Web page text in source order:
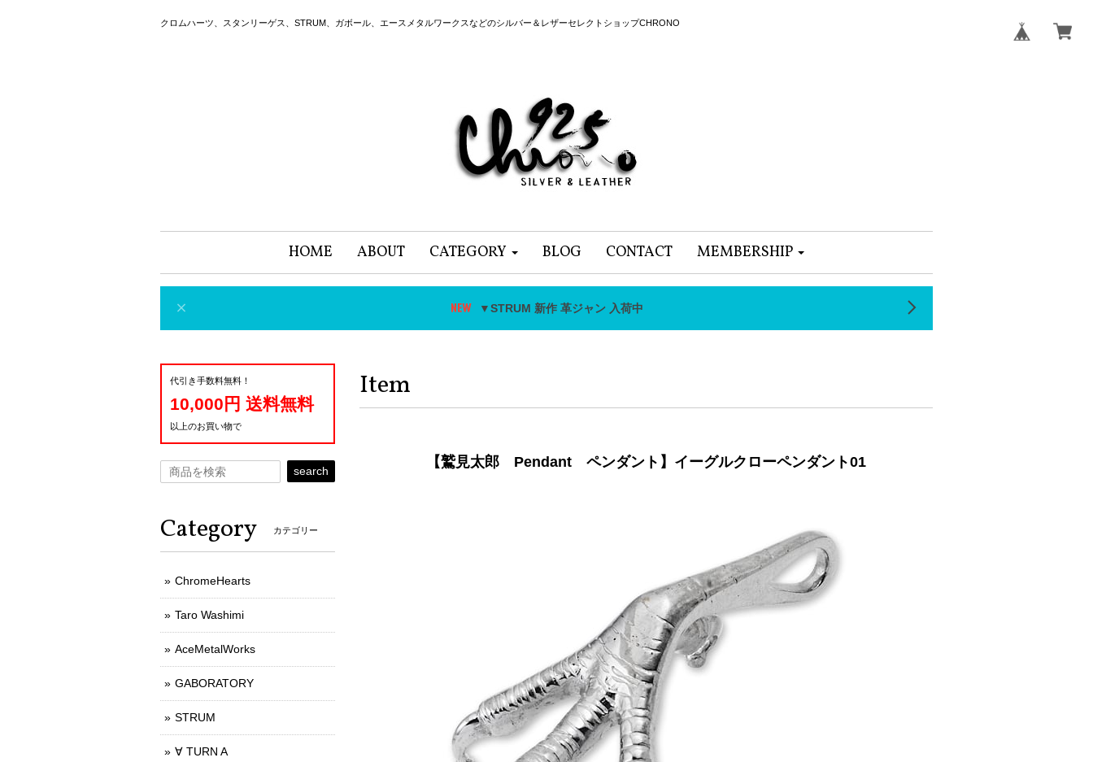
クロムハーツ、スタンリーゲス、STRUM、ガボール、エースメタルワークスなどのシルバー＆レザーセレクトショップCHRONO
HOME ABOUT CATEGORY BLOG CONTACT MEMBERSHIP
▼STRUM 新作 革ジャン 入荷中
Item
【鷲見太郎 Pendant ペンダント】イーグルクローペンダント01
代引き手数料無料！
10,000円 送料無料
以上のお買い物で
search
Category カテゴリー
ChromeHearts
Taro Washimi
AceMetalWorks
GABORATORY
STRUM
∀ TURN A